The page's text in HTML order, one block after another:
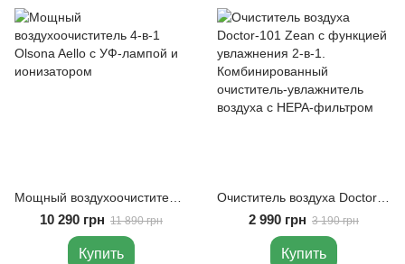
10 290 грн 11 890 грн
Купить
2 990 грн 3 190 грн
Купить